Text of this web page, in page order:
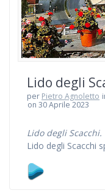
Lido degli
per Pietro Agnoletto
on 30 Aprile 2023
Lido degli Scacchi.
Lido degli Scacchi